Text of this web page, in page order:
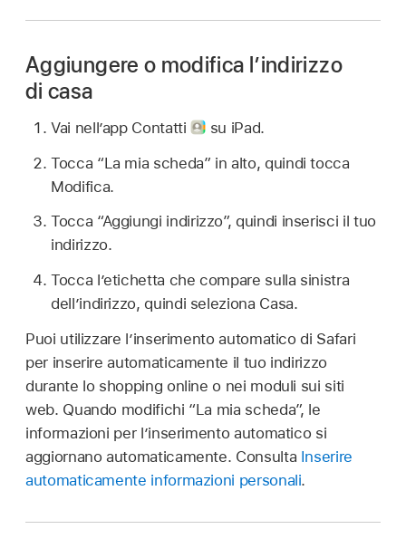
Aggiungere o modifica l’indirizzo
di casa
Vai nell’app Contatti
su iPad.
Tocca “La mia scheda” in alto, quindi tocca
Modifica.
Tocca “Aggiungi indirizzo”, quindi inserisci il tuo
indirizzo.
Tocca l’etichetta che compare sulla sinistra
dell’indirizzo, quindi seleziona Casa.
Puoi utilizzare l’inserimento automatico di Safari
per inserire automaticamente il tuo indirizzo
durante lo shopping online o nei moduli sui siti
web. Quando modifichi “La mia scheda”, le
informazioni per l’inserimento automatico si
aggiornano automaticamente. Consulta Inserire
automaticamente informazioni personali.